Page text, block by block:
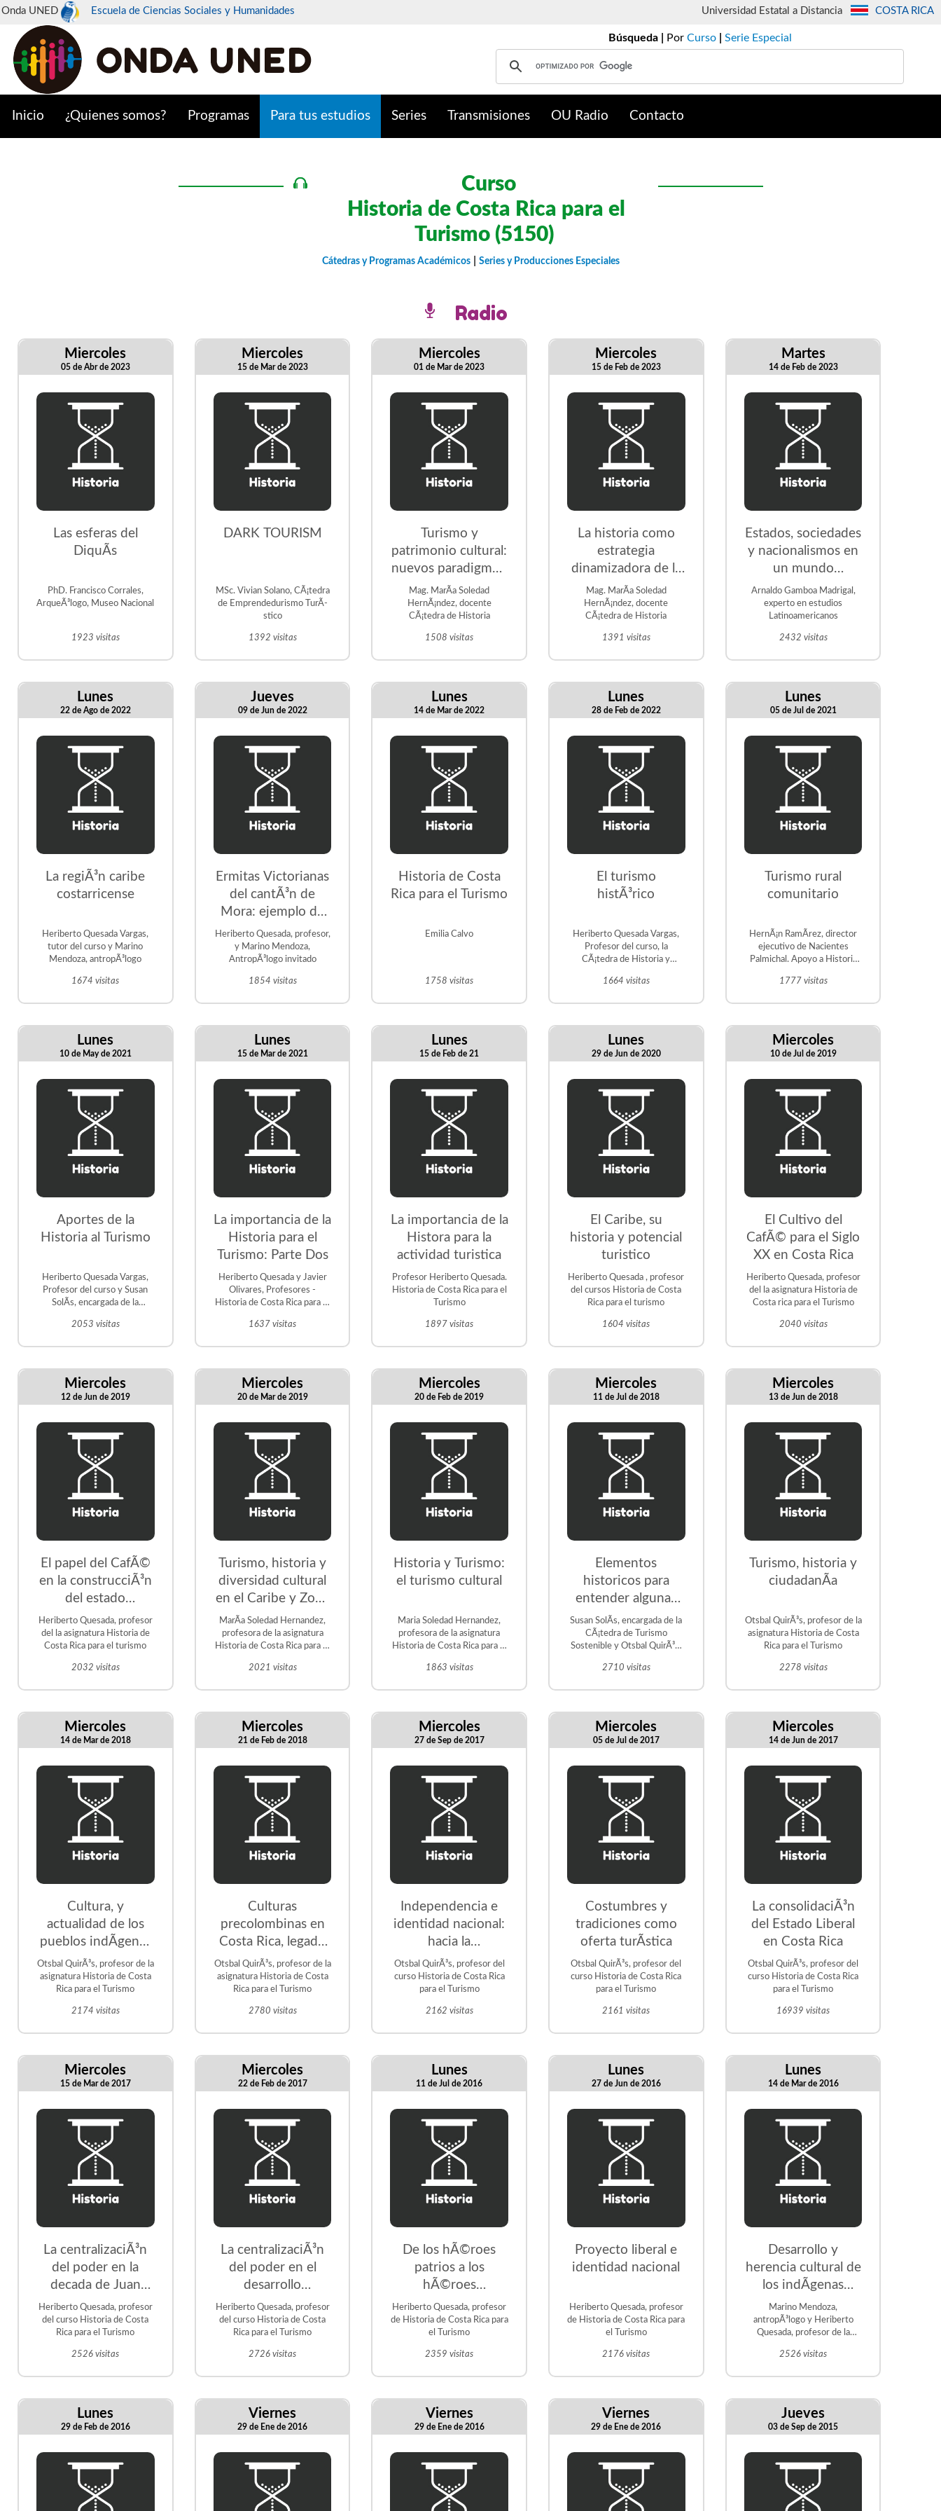
Onda UNED Escuela de Ciencias Sociales y Humanidades COSTA RICA
Universidad Estatal a Distancia
Búsqueda | Por Curso Serie Especial
Inicio ¿Quienes somos? Programas Para tus estudios Series Transmisiones OU Radio Contacto
Curso
Historia de Costa Rica para el
Turismo (5150)
Cátedras y Programas Académicos| Series y Producciones Especiales
Radio
Miercoles
05 de Abr de 2023
Las esferas del
DiquÃ­s
PhD. Francisco Corrales,
ArqueÃ³logo, Museo Nacional
1923 visitas
Miercoles
15 de Mar de 2023
DARK TOURISM
MSc. Vivian Solano, CÃ¡tedra
de Emprendedurismo TurÃ­
stico
1392 visitas
Miercoles
01 de Mar de 2023
Turismo y
patrimonio cultural:
nuevos paradigmas.
Diversidad cultural
y sostenibilidad:
rutas por territorios
indÃ­genas y
Mag. MarÃ­a Soledad
HernÃ¡ndez, docente
CÃ¡tedra de Historia
1508 visitas
Miercoles
15 de Feb de 2023
La historia como
estrategia
dinamizadora de la
industria turÃ­stica
Mag. MarÃ­a Soledad
HernÃ¡ndez, docente
CÃ¡tedra de Historia
1391 visitas
Martes
14 de Feb de 2023
Estados, sociedades
y nacionalismos en
un mundo
globalizado
Arnaldo Gamboa Madrigal,
experto en estudios
Latinoamericanos
2432 visitas
Lunes
22 de Ago de 2022
La regiÃ³n caribe
costarricense
Heriberto Quesada Vargas,
tutor del curso y Marino
Mendoza, antropÃ³logo
1674 visitas
Jueves
09 de Jun de 2022
Ermitas Victorianas
del cantÃ³n de
Mora: ejemplo de
patrimonializaciÃ³n
Heriberto Quesada, profesor,
y Marino Mendoza,
AntropÃ³logo invitado
1854 visitas
Lunes
14 de Mar de 2022
Historia de Costa
Rica para el Turismo
Emilia Calvo
1758 visitas
Lunes
28 de Feb de 2022
El turismo
histÃ³rico
Heriberto Quesada Vargas,
Profesor del curso, la
CÃ¡tedra de Historia y
antropologo
1664 visitas
Lunes
05 de Jul de 2021
Turismo rural
comunitario
HernÃ¡n RamÃ­rez, director
ejecutivo de Nacientes
Palmichal. Apoyo a Historia
1777 visitas
Lunes
10 de May de 2021
Aportes de la
Historia al Turismo
Heriberto Quesada Vargas,
Profesor del curso y Susan
SolÃ­s, encargada de la
2053 visitas
Lunes
15 de Mar de 2021
La importancia de la
Historia para el
Turismo: Parte Dos
Heriberto Quesada y Javier
Olivares, Profesores -
Historia de Costa Rica para el
1637 visitas
Lunes
15 de Feb de 21
La importancia de la
Histora para la
actividad turistica
Profesor Heriberto Quesada.
Historia de Costa Rica para el
Turismo
1897 visitas
Lunes
29 de Jun de 2020
El Caribe, su
historia y potencial
turistico
Heriberto Quesada , profesor
del cursos Historia de Costa
Rica para el turismo
1604 visitas
Miercoles
10 de Jul de 2019
El Cultivo del
CafÃ© para el Siglo
XX en Costa Rica
Heriberto Quesada, profesor
del la asignatura Historia de
Costa rica para el Turismo
2040 visitas
Miercoles
12 de Jun de 2019
El papel del CafÃ©
en la construcciÃ³n
del estado
costarricense
Heriberto Quesada, profesor
del la asignatura Historia de
Costa Rica para el turismo
2032 visitas
Miercoles
20 de Mar de 2019
Turismo, historia y
diversidad cultural
en el Caribe y Zona
Norte de Costa
Rica
MarÃ­a Soledad Hernandez,
profesora de la asignatura
Historia de Costa Rica para el
2021 visitas
Miercoles
20 de Feb de 2019
Historia y Turismo:
el turismo cultural
Maria Soledad Hernandez,
profesora de la asignatura
Historia de Costa Rica para el
1863 visitas
Miercoles
11 de Jul de 2018
Elementos
historicos para
entender algunas
actividades turÃ­
sticas
Susan SolÃ­s, encargada de la
CÃ¡tedra de Turismo
Sostenible y Otsbal QuirÃ³s,
Historia
2710 visitas
Miercoles
13 de Jun de 2018
Turismo, historia y
ciudadanÃ­a
Otsbal QuirÃ³s, profesor de la
asignatura Historia de Costa
Rica para el Turismo
2278 visitas
Miercoles
14 de Mar de 2018
Cultura, y
actualidad de los
pueblos indÃ­genas
en Costa Rica
Otsbal QuirÃ³s, profesor de la
asignatura Historia de Costa
Rica para el Turismo
2174 visitas
Miercoles
21 de Feb de 2018
Culturas
precolombinas en
Costa Rica, legado
milenario
Otsbal QuirÃ³s, profesor de la
asignatura Historia de Costa
Rica para el Turismo
2780 visitas
Miercoles
27 de Sep de 2017
Independencia e
identidad nacional:
hacia la
comprensiÃ³n del
sentido de
independencia.
Otsbal QuirÃ³s, profesor del
curso Historia de Costa Rica
para el Turismo
2162 visitas
Miercoles
05 de Jul de 2017
Costumbres y
tradiciones como
oferta turÃ­stica
Otsbal QuirÃ³s, profesor del
curso Historia de Costa Rica
para el Turismo
2161 visitas
Miercoles
14 de Jun de 2017
La consolidaciÃ³n
del Estado Liberal
en Costa Rica
Otsbal QuirÃ³s, profesor del
curso Historia de Costa Rica
para el Turismo
16939 visitas
Miercoles
15 de Mar de 2017
La centralizaciÃ³n
del poder en la
decada de Juan
Rafael Mora Porras
Heriberto Quesada, profesor
del curso Historia de Costa
Rica para el Turismo
2526 visitas
Miercoles
22 de Feb de 2017
La centralizaciÃ³n
del poder en el
desarrollo
histÃ³rico del
Estado
costarricense
Heriberto Quesada, profesor
del curso Historia de Costa
Rica para el Turismo
2726 visitas
Lunes
11 de Jul de 2016
De los hÃ©roes
patrios a los
hÃ©roes
anÃ³nimos, el
aporte de los
pobladores al
desarrollo de sus
Heriberto Quesada, profesor
de Historia de Costa Rica para
el Turismo
2359 visitas
Lunes
27 de Jun de 2016
Proyecto liberal e
identidad nacional
Heriberto Quesada, profesor
de Historia de Costa Rica para
el Turismo
2176 visitas
Lunes
14 de Mar de 2016
Desarrollo y
herencia cultural de
los indÃ­genas
costarricenses.
Parte II
Marino Mendoza,
antropÃ³logo y Heriberto
Quesada, profesor de la
Rica para el Turismo
2526 visitas
Lunes
29 de Feb de 2016
Viernes
29 de Ene de 2016
Viernes
29 de Ene de 2016
Viernes
29 de Ene de 2016
Jueves
03 de Sep de 2015